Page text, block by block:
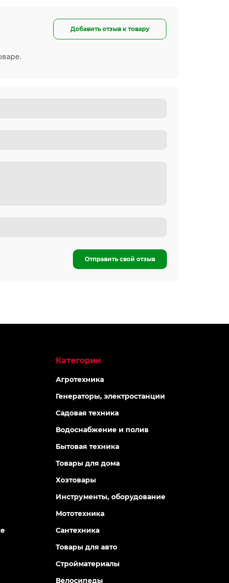
Добавить отзыв к товару
Отправить свой отзыв
Категории
Агротехника
Генераторы, электростанции
Садовая техника
Водоснабжение и полив
Бытовая техника
Товары для дома
Хозтовары
Инструменты, оборудование
Мототехника
Сантехника
Товары для авто
Стройматериалы
Велосипеды